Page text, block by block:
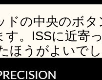
ドの中央のボ
す。ISSに近寄
ほうがよいで